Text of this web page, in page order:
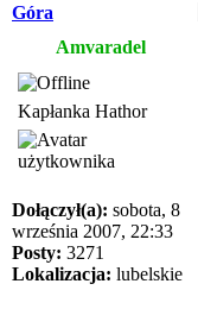
Góra
Amvaradel
Kapłanka Hathor
Dołączył(a): sobota, 8
września 2007, 22:33
Posty: 3271
Lokalizacja: lubelskie